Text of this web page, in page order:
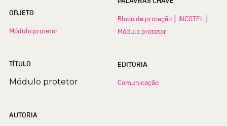
OBJETO
Módulo protetor
TÍTULO
Módulo protetor
AUTORIA
Bloco de proteção INCOTEL
Módulo protetor
EDITORIA
Comunicação